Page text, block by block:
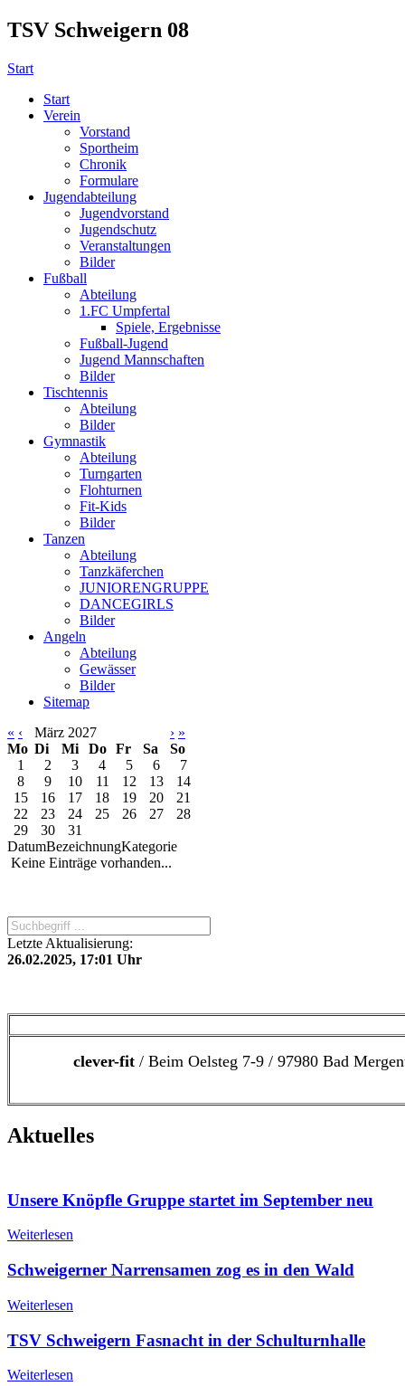
TSV Schweigern 08
Start
Start
Verein
Vorstand
Sportheim
Chronik
Formulare
Jugendabteilung
Jugendvorstand
Jugendschutz
Veranstaltungen
Bilder
Fußball
Abteilung
1.FC Umpfertal
Spiele, Ergebnisse
Fußball-Jugend
Jugend Mannschaften
Bilder
Tischtennis
Abteilung
Bilder
Gymnastik
Abteilung
Turngarten
Flohturnen
Fit-Kids
Bilder
Tanzen
Abteilung
Tanzkäferchen
JUNIORENGRUPPE
DANCEGIRLS
Bilder
Angeln
Abteilung
Gewässer
Bilder
Sitemap
« ‹ März 2027 › »
Mo Di Mi Do Fr Sa
So
1
2 3 4 5 6
7
8
9 10 11 12 13
14
15
16 17 18 19 20
21
22
23 24 25 26 27
28
29
30
31
DatumBezeichnungKategorie
Keine Einträge vorhanden...
Letzte Aktualisierung:
26.02.2025, 17:01 Uhr
clever-fit / Beim Oelsteg 7-9 / 97980 Bad
Aktuelles
Unsere Knöpfle Gruppe startet im September neu
Weiterlesen
Schweigerner Narrensamen zog es in den Wald
Weiterlesen
TSV Schweigern Fasnacht in der Schulturnhalle
Weiterlesen